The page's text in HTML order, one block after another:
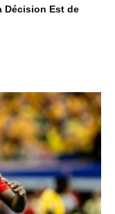
Décision Est de